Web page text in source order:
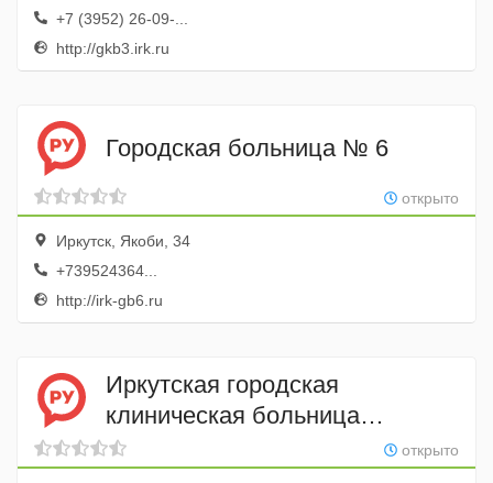
+7 (3952) 26-09-...
http://gkb3.irk.ru
Городская больница № 6
открыто
Иркутск, Якоби, 34
+739524364...
http://irk-gb6.ru
Иркутская городская
клиническая больница
№ 1 Поликлиника № 12
открыто